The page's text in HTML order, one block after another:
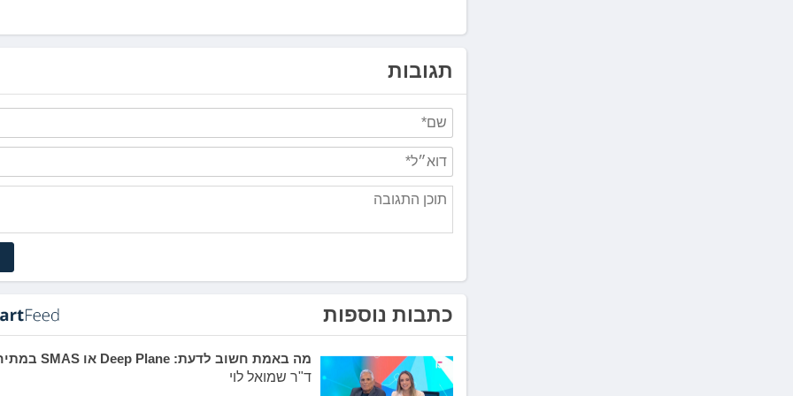
תגובות
כתבות נוספות
מה באמת חשוב לדעת: Deep Plane או SMAS במתיחת פנים?
ד"ר שמואל לוי